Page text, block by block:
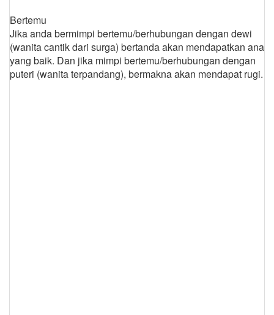
Bertemu
Jika anda bermimpi bertemu/berhubungan dengan dewi
(wanita cantik dari surga) bertanda akan mendapatkan anak
yang baik. Dan jika mimpi bertemu/berhubungan dengan
puteri (wanita terpandang), bermakna akan mendapat rugi.